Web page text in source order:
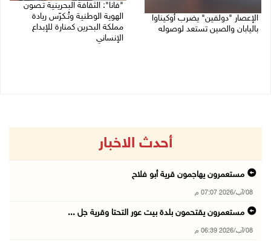
الإعصار "دولفين" يضرب أوكيناوا
باليابان والصين تستعد لوصوله
"فانا": الثقافة البحرينية تـصون
الهوية الوطنية وتُـكرّس ريادة
مملكة البحرين كمنارة للإبداع
الإنساني
أحدث الاخبار
مستعمرون يهاجمون قرية أبو فلاح
08/آب/2026 07:07 م
مستعمرون يقتحمون بلدة بيت عور التحتا وقرية جل ...
08/آب/2026 06:39 م